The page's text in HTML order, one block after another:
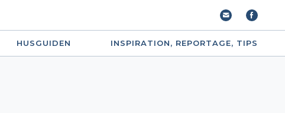
HUSGUIDEN INSPIRATION, REPORTAGE, TIPS